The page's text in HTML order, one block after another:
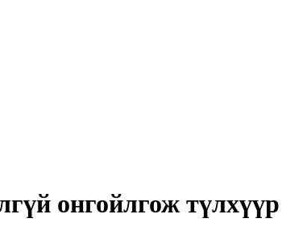
онгойлгож түлхүүр